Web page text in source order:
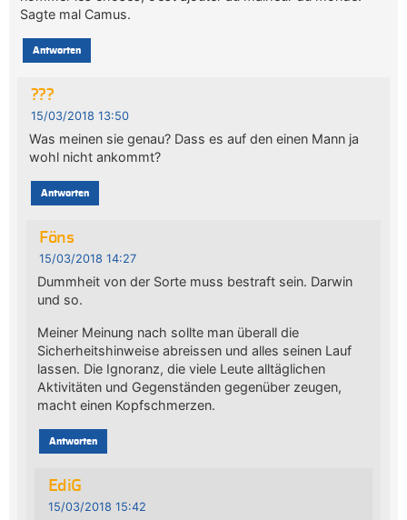
Sagte mal Camus.
Antworten
???
15/03/2018 13:50
Was meinen sie genau? Dass es auf den einen Mann ja
wohl nicht ankommt?
Antworten
Föns
15/03/2018 14:27
Dummheit von der Sorte muss bestraft sein. Darwin
und so.
Meiner Meinung nach sollte man überall die
Sicherheitshinweise abreissen und alles seinen Lauf
lassen. Die Ignoranz, die viele Leute alltäglichen
Aktivitäten und Gegenständen gegenüber zeugen,
macht einen Kopfschmerzen.
Antworten
EdiG
15/03/2018 15:42